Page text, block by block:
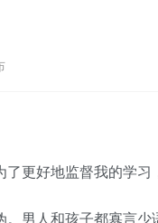
更好地监督我的学习
男人和孩子都寡言少